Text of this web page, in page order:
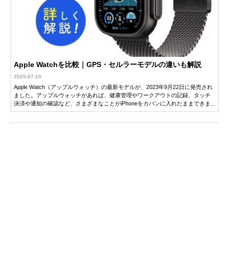
Apple Watchを比較｜GPS・セルラーモデルの違いも解説
2025-07-10
Apple Watch（アップルウォッチ）の最新モデルが、2023年9月22日に発売され
ました。アップルウォッチがあれば、健康管理やワークアウトの記録、タッチ
決済や通知の確認など、さまざまなことがiPhoneをカバンに入れたままできま